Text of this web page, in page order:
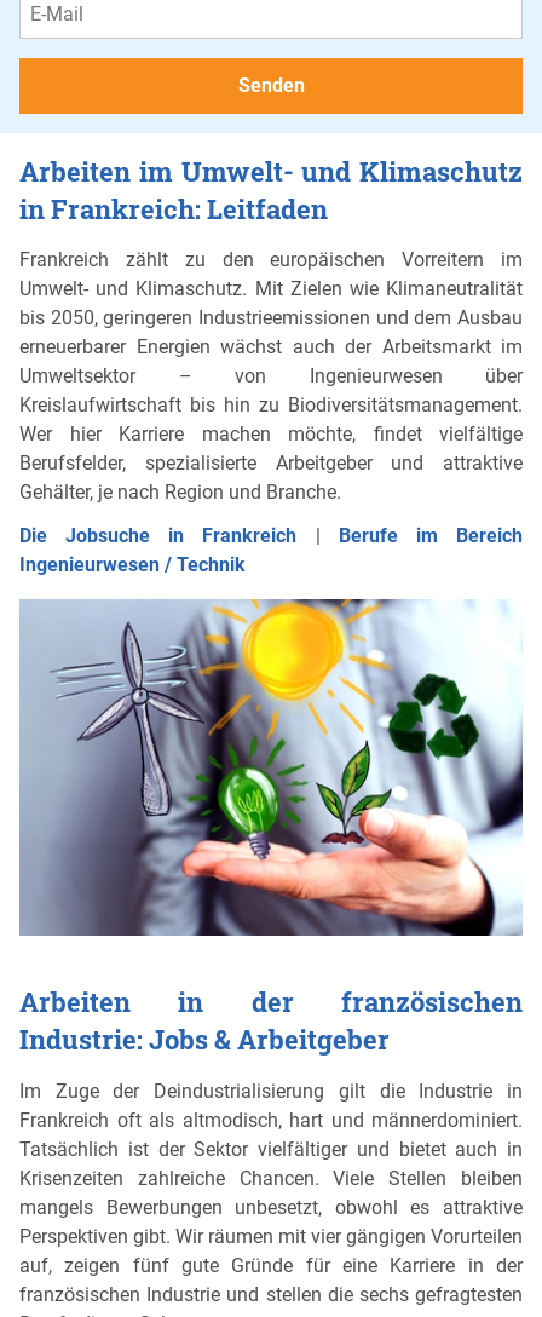
Arbeiten im Umwelt- und Klimaschutz
in Frankreich: Leitfaden
Frankreich zählt zu den europäischen Vorreitern im
Umwelt- und Klimaschutz. Mit Zielen wie Klimaneutralität
bis 2050, geringeren Industrieemissionen und dem Ausbau
erneuerbarer Energien wächst auch der Arbeitsmarkt im
Umweltsektor – von Ingenieurwesen über
Kreislaufwirtschaft bis hin zu Biodiversitätsmanagement.
Wer hier Karriere machen möchte, findet vielfältige
Berufsfelder, spezialisierte Arbeitgeber und attraktive
Gehälter, je nach Region und Branche.
Die Jobsuche in Frankreich
Berufe im Bereich
Ingenieurwesen / Technik
Arbeiten in der französischen
Industrie: Jobs & Arbeitgeber
Im Zuge der Deindustrialisierung gilt die Industrie in
Frankreich oft als altmodisch, hart und männerdominiert.
Tatsächlich ist der Sektor vielfältiger und bietet auch in
Krisenzeiten zahlreiche Chancen. Viele Stellen bleiben
mangels Bewerbungen unbesetzt, obwohl es attraktive
Perspektiven gibt. Wir räumen mit vier gängigen Vorurteilen
auf, zeigen fünf gute Gründe für eine Karriere in der
französischen Industrie und stellen die sechs gefragtesten